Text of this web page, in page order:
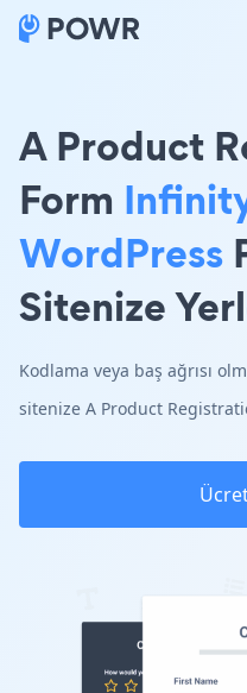
A Product
Form
WordPress
Sitenize
Kodlama veya baş ağrısı
sitenize A Product